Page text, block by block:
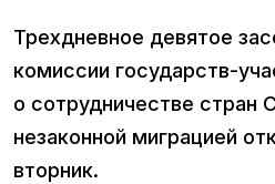
Трехдневное девятое
комиссии государств-
о сотрудничестве стран
незаконной миграцией
вторник.